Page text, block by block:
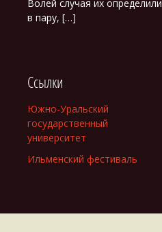
Волей случая их определили
в пару, […]
Ссылки
Южно-Уральский
государственный
университет
Ильменский фестиваль